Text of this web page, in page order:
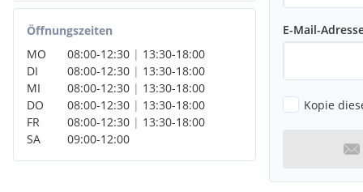
Öffnungszeiten
MO
08:00-12:30 | 13:30-18:00
DI
08:00-12:30 | 13:30-18:00
MI
08:00-12:30 | 13:30-18:00
DO
08:00-12:30 | 13:30-18:00
FR
08:00-12:30 | 13:30-18:00
SA
09:00-12:00
E-Mail-
Kopie